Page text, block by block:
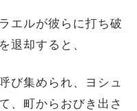
エルが彼らに打ち破
退却すると、
び集められ、ヨシュ
、町からおびき出さ